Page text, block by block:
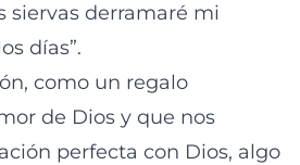
siervas derramaré mi
días”.
como un regalo
de Dios y que nos
perfecta con Dios, algo